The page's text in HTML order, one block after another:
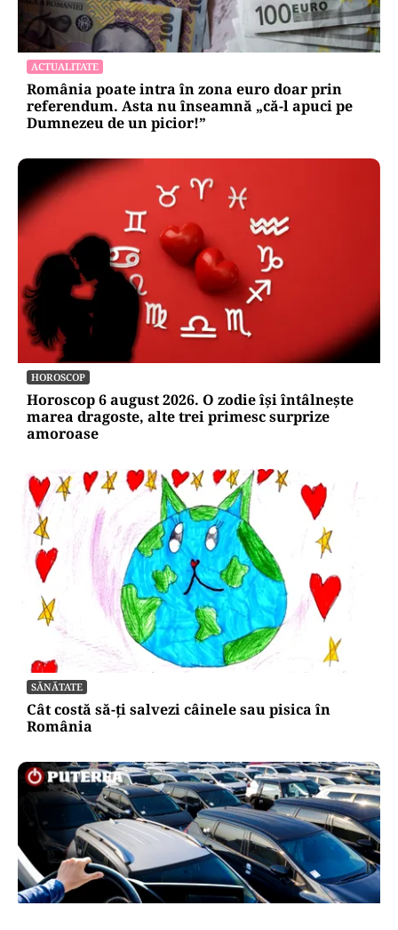
ACTUALITATE
România poate intra în zona euro doar prin
referendum. Asta nu înseamnă „că-l apuci pe
Dumnezeu de un picior!”
HOROSCOP
Horoscop 6 august 2026. O zodie își întâlnește
marea dragoste, alte trei primesc surprize
amoroase
SĂNĂTATE
Cât costă să-ți salvezi câinele sau pisica în
România